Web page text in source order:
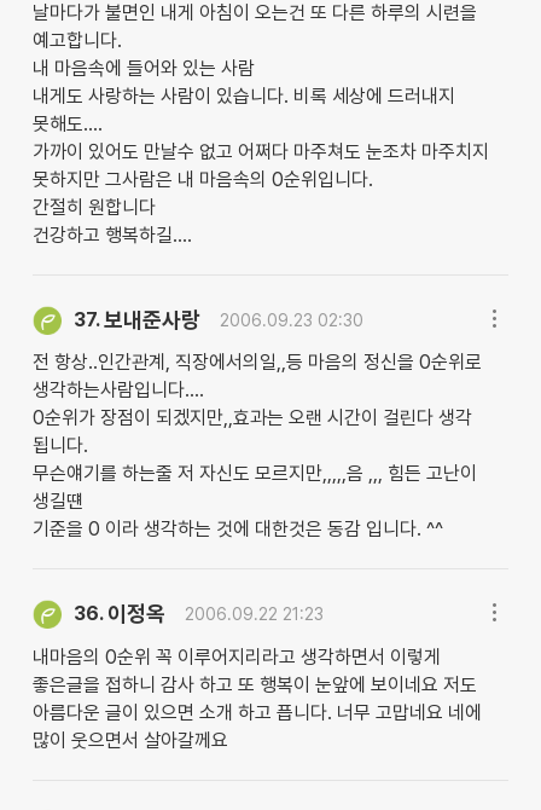
날마다가 불면인 내게 아침이 오는건 또 다른 하루의 시련을
예고합니다.
내 마음속에 들어와 있는 사람
내게도 사랑하는 사람이 있습니다. 비록 세상에 드러내지
못해도....
가까이 있어도 만날수 없고 어쩌다 마주쳐도 눈조차 마주치지
못하지만 그사람은 내 마음속의 0순위입니다.
간절히 원합니다
건강하고 행복하길....
37.보내준사랑 2006.09.23 02:30
전 항상..인간관계, 직장에서의일,,등 마음의 정신을 0순위로
생각하는사람입니다....
0순위가 장점이 되겠지만,,효과는 오랜 시간이 걸린다 생각
됩니다.
무슨얘기를 하는줄 저 자신도 모르지만,,,,,음 ,,, 힘든 고난이
생길떈
기준을 0 이라 생각하는 것에 대한것은 동감 입니다. ^^
36. 이정옥 2006.09.22 21:23
내마음의 0순위 꼭 이루어지리라고 생각하면서 이렇게
좋은글을 접하니 감사 하고 또 행복이 눈앞에 보이네요 저도
아름다운 글이 있으면 소개 하고 픕니다. 너무 고맙네요 네에
많이 웃으면서 살아갈께요